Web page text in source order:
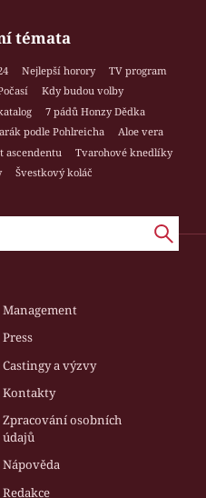
témata
Nejlepší horory
TV program
Kdy budou volby
7 pádů Honzy Dědka
podle Pohlreicha
Aloe vera
ascendentu
Tvarohové knedlíky
Švestkový koláč
Management
Press
Castingy a výzvy
Kontakty
Zpracování osobních
údajů
Nápověda
Redakce